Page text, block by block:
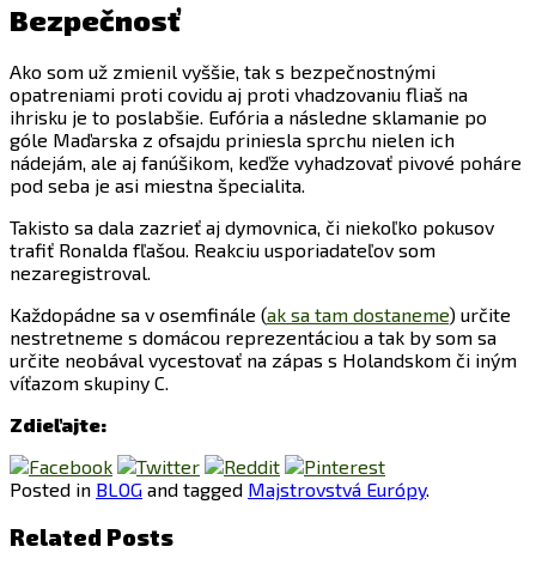
Bezpečnosť
Ako som už zmienil vyššie, tak s bezpečnostnými
opatreniami proti covidu aj proti vhadzovaniu fliaš na
ihrisku je to poslabšie. Eufória a následne sklamanie po
góle Maďarska z ofsajdu priniesla sprchu nielen ich
nádejám, ale aj fanúšikom, keďže vyhadzovať pivové poháre
pod seba je asi miestna špecialita.
Takisto sa dala zazrieť aj dymovnica, či niekoľko pokusov
trafiť Ronalda fľašou. Reakciu usporiadateľov som
nezaregistroval.
Každopádne sa v osemfinále (ak sa tam dostaneme) určite
nestretneme s domácou reprezentáciou a tak by som sa
určite neobával vycestovať na zápas s Holandskom či iným
víťazom skupiny C.
Zdieľajte:
Posted in BLOG and tagged Majstrovstvá Európy.
Related Posts